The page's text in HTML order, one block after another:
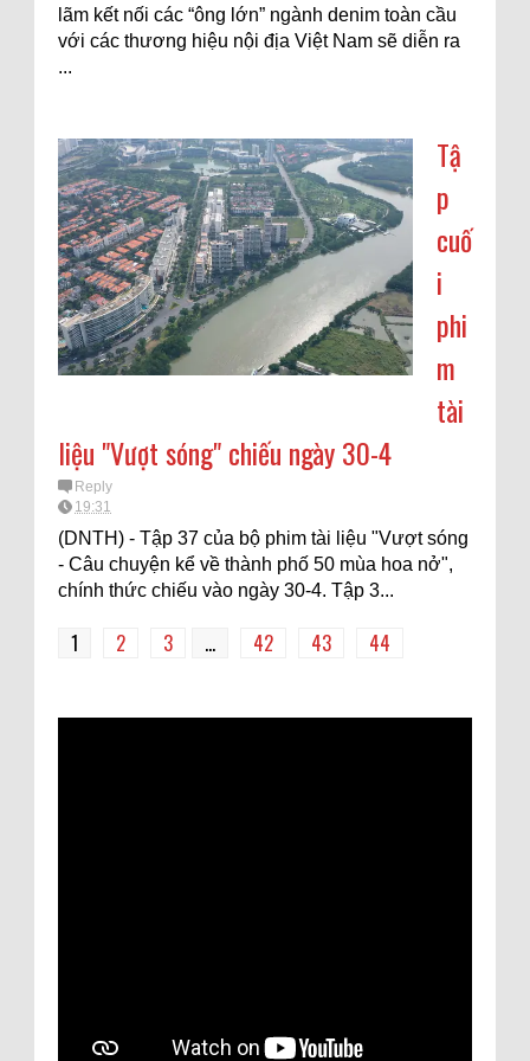
lãm kết nối các “ông lớn” ngành denim toàn cầu
với các thương hiệu nội địa Việt Nam sẽ diễn ra
...
Tậ
p
cuố
i
phi
m
tài
liệu "Vượt sóng" chiếu ngày 30-4
Reply
19:31
(DNTH) - Tập 37 của bộ phim tài liệu "Vượt sóng
- Câu chuyện kể về thành phố 50 mùa hoa nở",
chính thức chiếu vào ngày 30-4. Tập 3...
1 2 3 ... 42 43 44